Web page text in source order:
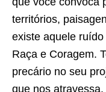
territórios,
existe aquele
Raça e Coragem.
precário no seu
que nos